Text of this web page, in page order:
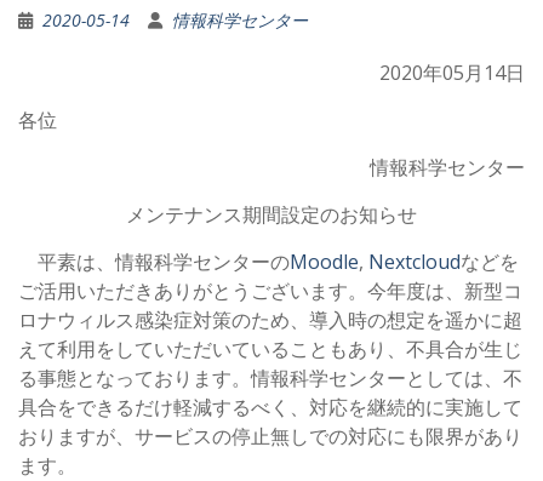
2020-05-14 情報科学センター
2020年05月14日
各位
情報科学センター
メンテナンス期間設定のお知らせ
平素は、情報科学センターのMoodle, Nextcloudなどを
ご活用いただきありがとうございます。今年度は、新型コ
ロナウィルス感染症対策のため、導入時の想定を遥かに超
えて利用をしていただいていることもあり、不具合が生じ
る事態となっております。情報科学センターとしては、不
具合をできるだけ軽減するべく、対応を継続的に実施して
おりますが、サービスの停止無しでの対応にも限界があり
ます。